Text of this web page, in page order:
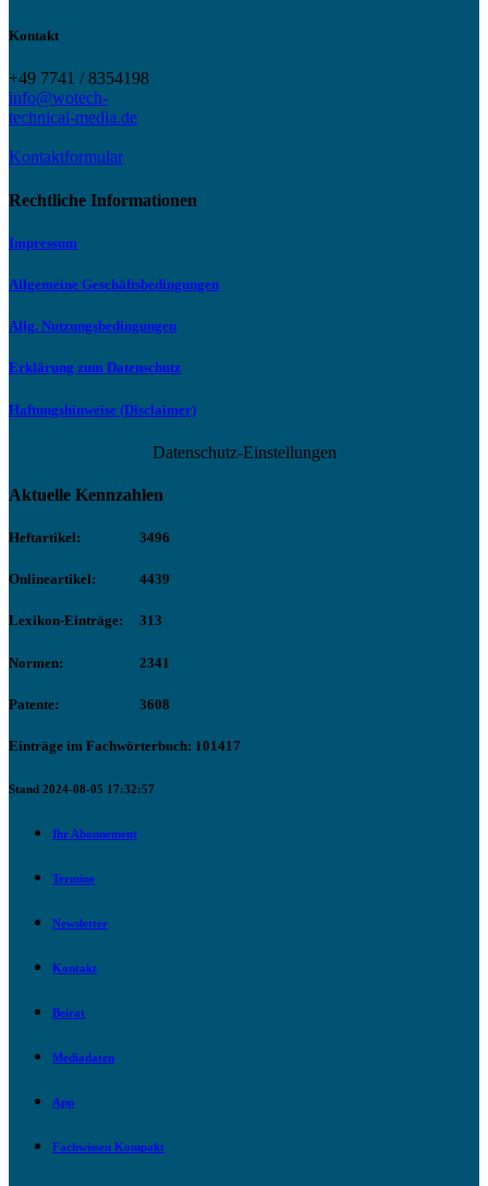
Kontakt
+49 7741 / 8354198
info@wotech-
technical-media.de
Kontaktformular
Rechtliche Informationen
Impressum
Allgemeine Geschäftsbedingungen
Allg. Nutzungsbedingungen
Erklärung zum Datenschutz
Haftungshinweise (Disclaimer)
Datenschutz-Einstellungen
Aktuelle Kennzahlen
Heftartikel: 3496
Onlineartikel: 4439
Lexikon-Einträge: 313
Normen: 2341
Patente: 3608
Einträge im Fachwörterbuch: 101417
Stand 2024-08-05 17:32:57
Ihr Abonnement
Termine
Newsletter
Kontakt
Beirat
Mediadaten
App
Fachwissen Kompakt